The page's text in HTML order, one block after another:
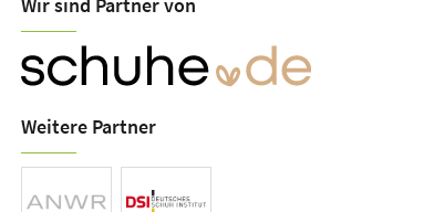
Weitere Partner